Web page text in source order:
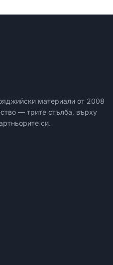
материали от 2008
— трите стълба, върху
си.